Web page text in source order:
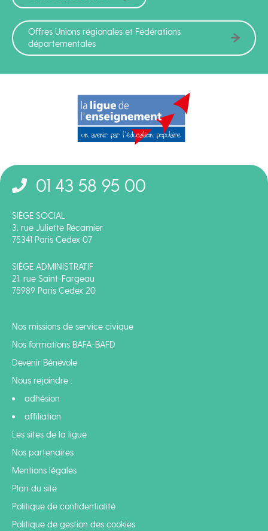
01 43 58 95 00
SIÈGE SOCIAL
3, rue Juliette Récamier
75341 Paris Cedex 07
SIÈGE ADMINISTRATIF
21, rue Saint-Fargeau
75989 Paris Cedex 20
Nos missions de service civique
Nos formations BAFA-BAFD
Devenir Bénévole
Nous rejoindre :
adhésion
affiliation
Les sites de la ligue
Nos partenaires
Mentions légales
Plan du site
Politique de confidentialité
Politique de gestion des cookies
Offres Unions régionales et Fédérations
départementales